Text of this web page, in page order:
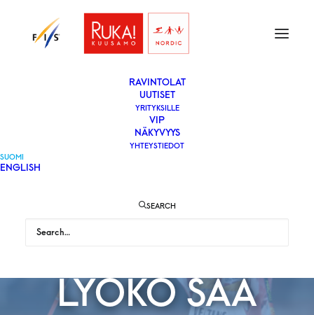
VAPAAEHTOISEKSI
YLEISÖLLE
­RAVINTOLAT
UUTISET
YRITYKSILLE
VIP
NÄKYVYYS
YHTEYSTIEDOT
SUOMI
ENGLISH
SEARCH
VOITTAAKO
LAMPARTER
KAIKEN JA
LYÖKÖ SÄÄ